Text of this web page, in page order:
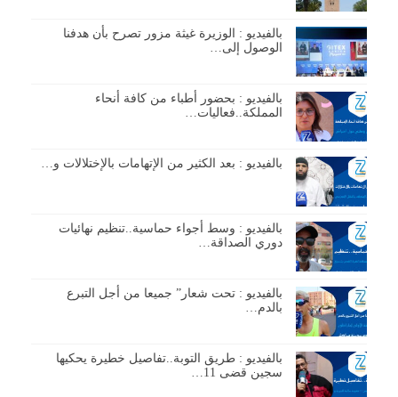
بالفيديو : الوزيرة غيثة مزور تصرح بأن هدفنا
الوصول إلى…
بالفيديو : بحضور أطباء من كافة أنحاء
المملكة..فعاليات…
بالفيديو : بعد الكثير من الإتهامات بالإختلالات و…
بالفيديو : وسط أجواء حماسية..تنظيم نهائيات
دوري الصداقة…
بالفيديو : تحت شعار” جميعا من أجل التبرع
بالدم…
بالفيديو : طريق التوبة..تفاصيل خطيرة يحكيها
سجين قضى 11…